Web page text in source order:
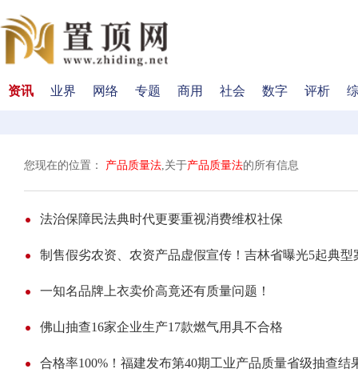
资讯 业界 网络 专题 商用 社会 数字 评析
您现在的位置： 产品质量法,关于产品质量法的所有信息
法治保障民法典时代更要重视消费维权社保
制售假劣农资、农资产品虚假宣传！吉林省曝光5起典型
一知名品牌上衣卖价高竟还有质量问题！
佛山抽查16家企业生产17款燃气用具不合格
合格率100%！福建发布第40期工业产品质量省级抽查结